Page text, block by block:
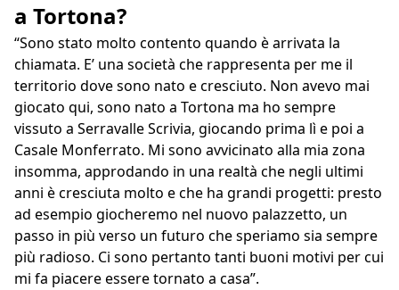
a Tortona?
“Sono stato molto contento quando è arrivata la
chiamata. E’ una società che rappresenta per me il
territorio dove sono nato e cresciuto. Non avevo mai
giocato qui, sono nato a Tortona ma ho sempre
vissuto a Serravalle Scrivia, giocando prima lì e poi a
Casale Monferrato. Mi sono avvicinato alla mia zona
insomma, approdando in una realtà che negli ultimi
anni è cresciuta molto e che ha grandi progetti: presto
ad esempio giocheremo nel nuovo palazzetto, un
passo in più verso un futuro che speriamo sia sempre
più radioso. Ci sono pertanto tanti buoni motivi per cui
mi fa piacere essere tornato a casa”.